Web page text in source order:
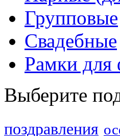
Групповые
Свадебные
Рамки для
Выберите
поздравления